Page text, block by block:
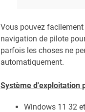
Vous pouvez
navigation de pilote
parfois les choses ne
automatiquement.
Système d'exploitation
Windows 11 32